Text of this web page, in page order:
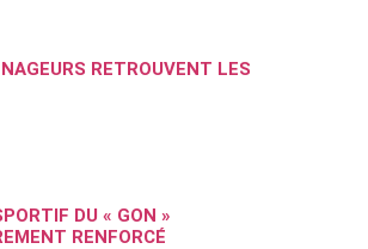
RETROUVENT LES
DU « GON »
RENFORCÉ